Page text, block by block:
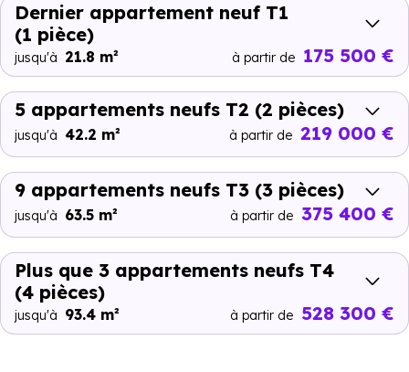
Dernier appartement neuf T1
(1 pièce)
jusqu'à 21.8 m² à partir de 175 500 €
5 appartements neufs T2 (2 pièces)
jusqu'à 42.2 m² à partir de 219 000 €
9 appartements neufs T3 (3 pièces)
jusqu'à 63.5 m² à partir de 375 400 €
Plus que 3 appartements neufs T4
(4 pièces)
jusqu'à 93.4 m² à partir de 528 300 €